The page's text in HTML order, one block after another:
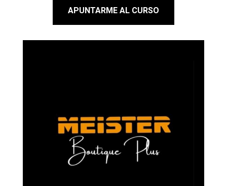
APUNTARME AL CURSO